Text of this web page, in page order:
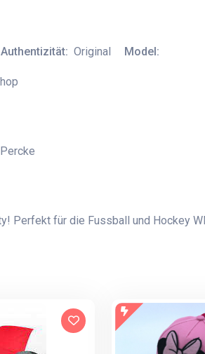
Authentizität: Original Model:
Perfekt für die Fussball und Hockey